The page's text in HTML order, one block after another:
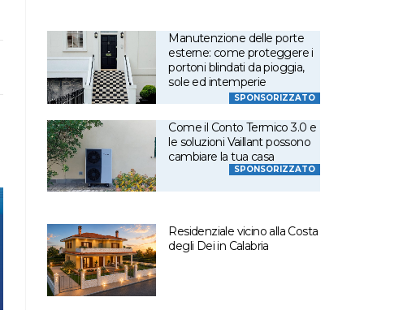
Manutenzione delle porte
esterne: come proteggere i
portoni blindati da pioggia,
sole ed intemperie
SPONSORIZZATO
Come il Conto Termico 3.0 e
le soluzioni Vaillant possono
cambiare la tua casa
SPONSORIZZATO
Residenziale vicino alla Costa
degli Dei in Calabria